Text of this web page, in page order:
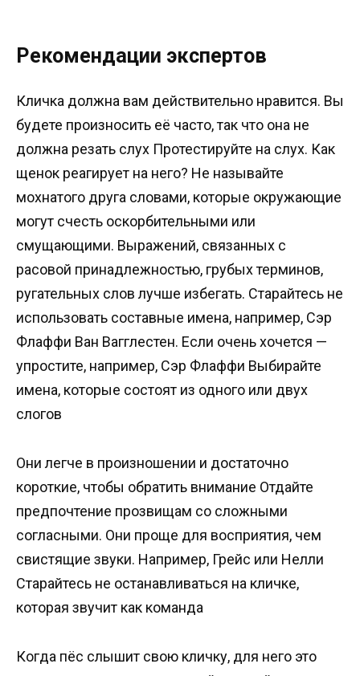
Рекомендации экспертов
Кличка должна вам действительно нравится. Вы
будете произносить её часто, так что она не
должна резать слух Протестируйте на слух. Как
щенок реагирует на него? Не называйте
мохнатого друга словами, которые окружающие
могут счесть оскорбительными или
смущающими. Выражений, связанных с
расовой принадлежностью, грубых терминов,
ругательных слов лучше избегать. Старайтесь не
использовать составные имена, например, Сэр
Флаффи Ван Вагглестен. Если очень хочется —
упростите, например, Сэр Флаффи Выбирайте
имена, которые состоят из одного или двух
слогов
Они легче в произношении и достаточно
короткие, чтобы обратить внимание Отдайте
предпочтение прозвищам со сложными
согласными. Они проще для восприятия, чем
свистящие звуки. Например, Грейс или Нелли
Старайтесь не останавливаться на кличке,
которая звучит как команда
Когда пёс слышит свою кличку, для него это